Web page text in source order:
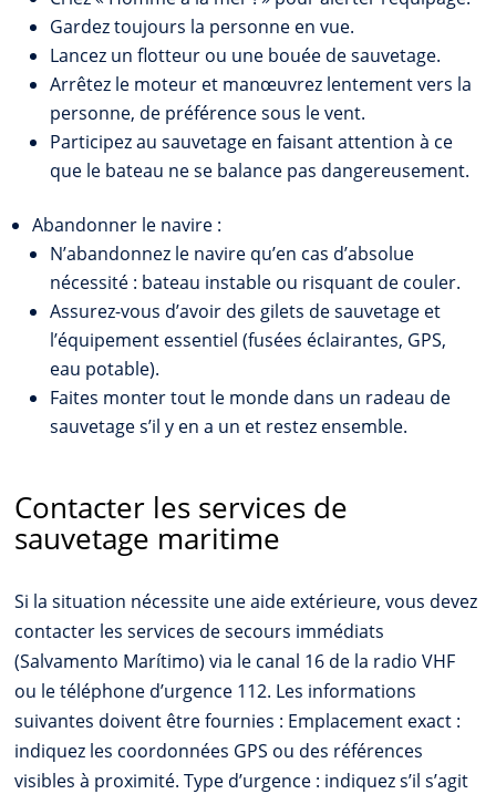
Gardez toujours la personne en vue.
Lancez un flotteur ou une bouée de sauvetage.
Arrêtez le moteur et manœuvrez lentement vers la
personne, de préférence sous le vent.
Participez au sauvetage en faisant attention à ce
que le bateau ne se balance pas dangereusement.
Abandonner le navire :
N’abandonnez le navire qu’en cas d’absolue
nécessité : bateau instable ou risquant de couler.
Assurez-vous d’avoir des gilets de sauvetage et
l’équipement essentiel (fusées éclairantes, GPS,
eau potable).
Faites monter tout le monde dans un radeau de
sauvetage s’il y en a un et restez ensemble.
Contacter les services de
sauvetage maritime
Si la situation nécessite une aide extérieure, vous devez
contacter les services de secours immédiats
(Salvamento Marítimo) via le canal 16 de la radio VHF
ou le téléphone d’urgence 112. Les informations
suivantes doivent être fournies : Emplacement exact :
indiquez les coordonnées GPS ou des références
visibles à proximité. Type d’urgence : indiquez s’il s’agit